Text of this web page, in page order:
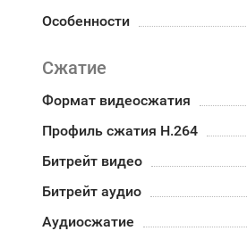
Особенности
Сжатие
Формат видеосжатия
Профиль сжатия H.264
Битрейт видео
Битрейт аудио
Аудиосжатие